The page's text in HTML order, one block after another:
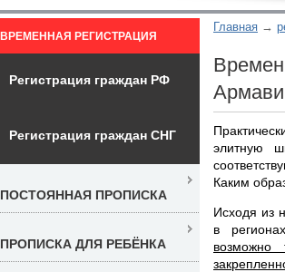
Главная
элитную
Каким
Исходя из
в
ВРЕМЕННАЯ РЕГИСТРАЦИЯ
Регистрация граждан РФ
Регистрация граждан СНГ
ПОСТОЯННАЯ ПРОПИСКА
ПРОПИСКА ДЛЯ РЕБЁНКА